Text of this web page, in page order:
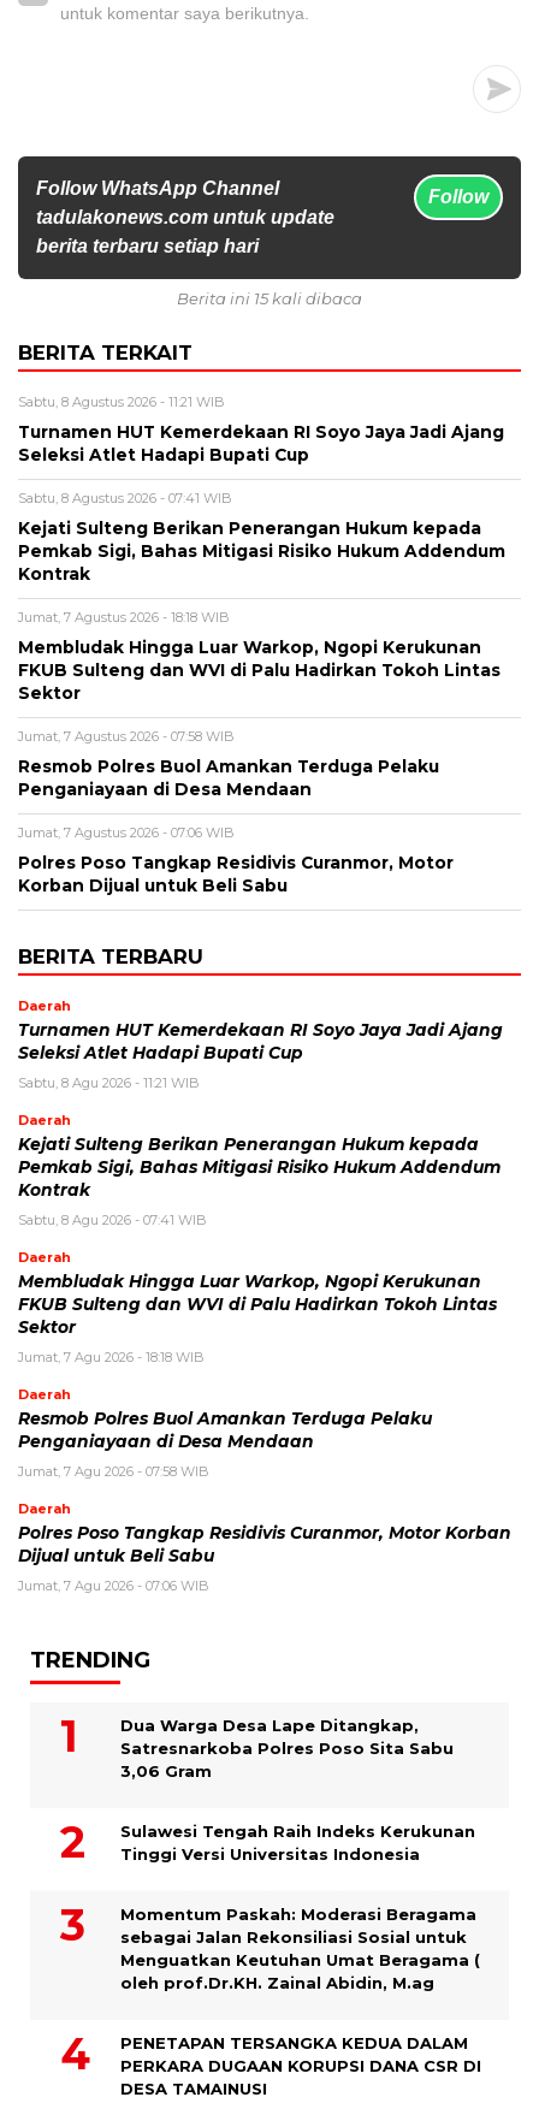
untuk komentar saya berikutnya.
Follow WhatsApp Channel
tadulakonews.com untuk update
berita terbaru setiap hari
Follow
Berita ini 15 kali dibaca
BERITA TERKAIT
Sabtu, 8 Agustus 2026 - 11:21 WIB
Turnamen HUT Kemerdekaan RI Soyo Jaya Jadi Ajang
Seleksi Atlet Hadapi Bupati Cup
Sabtu, 8 Agustus 2026 - 07:41 WIB
Kejati Sulteng Berikan Penerangan Hukum kepada
Pemkab Sigi, Bahas Mitigasi Risiko Hukum Addendum
Kontrak
Jumat, 7 Agustus 2026 - 18:18 WIB
Membludak Hingga Luar Warkop, Ngopi Kerukunan
FKUB Sulteng dan WVI di Palu Hadirkan Tokoh Lintas
Sektor
Jumat, 7 Agustus 2026 - 07:58 WIB
Resmob Polres Buol Amankan Terduga Pelaku
Penganiayaan di Desa Mendaan
Jumat, 7 Agustus 2026 - 07:06 WIB
Polres Poso Tangkap Residivis Curanmor, Motor
Korban Dijual untuk Beli Sabu
BERITA TERBARU
Daerah
Turnamen HUT Kemerdekaan RI Soyo Jaya Jadi Ajang
Seleksi Atlet Hadapi Bupati Cup
Sabtu, 8 Agu 2026 - 11:21 WIB
Daerah
Kejati Sulteng Berikan Penerangan Hukum kepada
Pemkab Sigi, Bahas Mitigasi Risiko Hukum Addendum
Kontrak
Sabtu, 8 Agu 2026 - 07:41 WIB
Daerah
Membludak Hingga Luar Warkop, Ngopi Kerukunan
FKUB Sulteng dan WVI di Palu Hadirkan Tokoh Lintas
Sektor
Jumat, 7 Agu 2026 - 18:18 WIB
Daerah
Resmob Polres Buol Amankan Terduga Pelaku
Penganiayaan di Desa Mendaan
Jumat, 7 Agu 2026 - 07:58 WIB
Daerah
Polres Poso Tangkap Residivis Curanmor, Motor Korban
Dijual untuk Beli Sabu
Jumat, 7 Agu 2026 - 07:06 WIB
TRENDING
Dua Warga Desa Lape Ditangkap,
Satresnarkoba Polres Poso Sita Sabu
3,06 Gram
Sulawesi Tengah Raih Indeks Kerukunan
Tinggi Versi Universitas Indonesia
Momentum Paskah: Moderasi Beragama
sebagai Jalan Rekonsiliasi Sosial untuk
Menguatkan Keutuhan Umat Beragama (
oleh prof.Dr.KH. Zainal Abidin, M.ag
PENETAPAN TERSANGKA KEDUA DALAM
PERKARA DUGAAN KORUPSI DANA CSR DI
DESA TAMAINUSI